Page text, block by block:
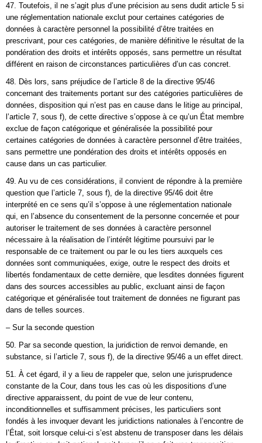
47. Toutefois, il ne s’agit plus d’une précision au sens dudit article 5 si
une réglementation nationale exclut pour certaines catégories de
données à caractère personnel la possibilité d’être traitées en
prescrivant, pour ces catégories, de manière définitive le résultat de la
pondération des droits et intérêts opposés, sans permettre un résultat
différent en raison de circonstances particulières d’un cas concret.
48. Dès lors, sans préjudice de l’article 8 de la directive 95/46
concernant des traitements portant sur des catégories particulières de
données, disposition qui n’est pas en cause dans le litige au principal,
l’article 7, sous f), de cette directive s’oppose à ce qu’un État membre
exclue de façon catégorique et généralisée la possibilité pour
certaines catégories de données à caractère personnel d’être traitées,
sans permettre une pondération des droits et intérêts opposés en
cause dans un cas particulier.
49. Au vu de ces considérations, il convient de répondre à la première
question que l’article 7, sous f), de la directive 95/46 doit être
interprété en ce sens qu’il s’oppose à une réglementation nationale
qui, en l’absence du consentement de la personne concernée et pour
autoriser le traitement de ses données à caractère personnel
nécessaire à la réalisation de l’intérêt légitime poursuivi par le
responsable de ce traitement ou par le ou les tiers auxquels ces
données sont communiquées, exige, outre le respect des droits et
libertés fondamentaux de cette dernière, que lesdites données figurent
dans des sources accessibles au public, excluant ainsi de façon
catégorique et généralisée tout traitement de données ne figurant pas
dans de telles sources.
– Sur la seconde question
50. Par sa seconde question, la juridiction de renvoi demande, en
substance, si l’article 7, sous f), de la directive 95/46 a un effet direct.
51. À cet égard, il y a lieu de rappeler que, selon une jurisprudence
constante de la Cour, dans tous les cas où les dispositions d’une
directive apparaissent, du point de vue de leur contenu,
inconditionnelles et suffisamment précises, les particuliers sont
fondés à les invoquer devant les juridictions nationales à l’encontre de
l’État, soit lorsque celui-ci s’est abstenu de transposer dans les délais